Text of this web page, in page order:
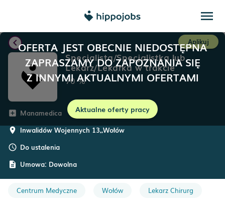
menu
OFERTA JEST OBECNIE NIEDOSTĘPNA
ZAPRASZAMY DO ZAPOZNANIA SIĘ
Z INNYMI AKTUALNYMI OFERTAMI
Aktualne oferty pracy
chevron_left Aplikuj
Specjalista/Specjalistka lub
Lekarz/Lekarka w trakcie
specjalizacji z zakresu chirurgii
ogólnej
70%
add_box Manamedica
room Inwalidów Wojennych 13,,Wołów
schedule Do ustalenia
description Umowa: Dowolna
Centrum Medyczne Wołów Lekarz Chirurg